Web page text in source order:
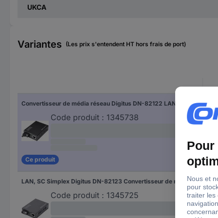
UKCA
Variantes (Les prix s'entendent HT hors frais de port)
Convertisseur de média réseau Digitus DN-82122 LAN, SC Simplex 1 GBit/s
Code produit : 1345738
Ce produit
LAN, SC Simplex Digitus DN-82123 Convertisseur de média réseau 1 GBit/s
Code produit : 1345725